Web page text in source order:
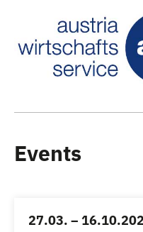
Events
27.03. –